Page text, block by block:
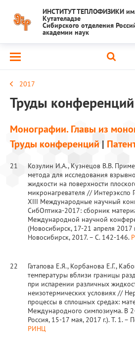
ИНСТИТУТ ТЕПЛОФИЗИКИ
Кутателадзе
Сибирского отделения
академии наук
2017
Труды конференций
Монографии. Главы из
Труды конференций |
21
Козулин И.А., Кузнецов В.В.
метода для исследования
жидкости на поверхности
микронагревателя // Интерэкспо
ХIII Международные научный
СибОптика-2017: сборник
Международной научной
(Новосибирск, 17-21 апреля 2017
Новосибирск, 2017. – С. 142-146.
22
Гатапова Е.Я., Корбанова Е.Г.,
температуры вблизи границы
при испарении различных
неизотермических условиях //
процессы в сплошных средах:
Международного симпозиума. В
Россия, 15-17 мая, 2017 г.). Т. 1. –
РИНЦ